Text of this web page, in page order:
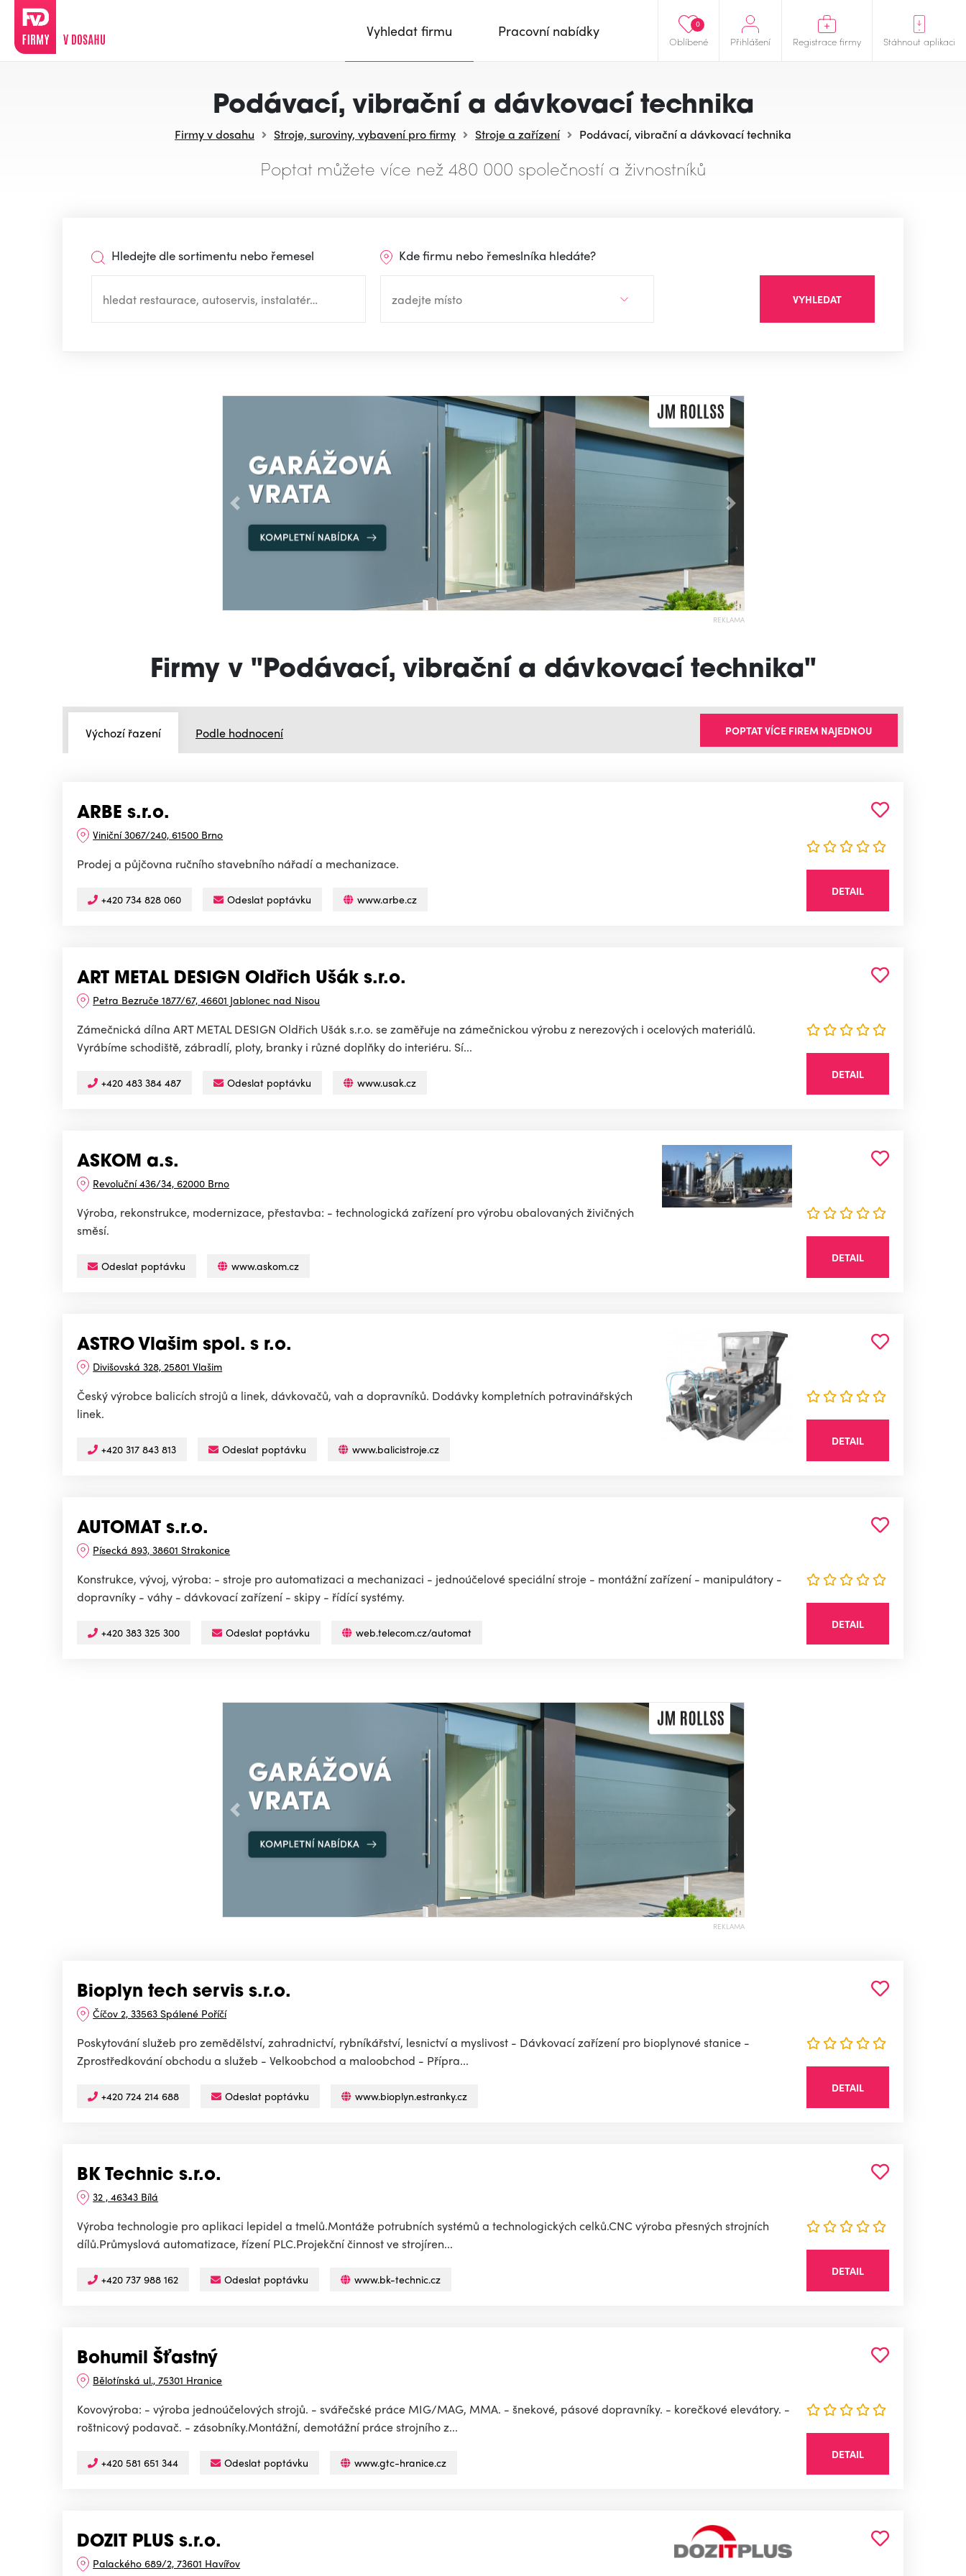
Oblíbené
0
Přihlášení Registrace firmy Stáhnout aplikaci
Vyhledat firmu Pracovní nabídky
Podávací, vibrační a dávkovací technika
Firmy v dosahu Stroje, suroviny, vybavení pro firmy Stroje a zařízení Podávací, vibrační a dávkovací technika
Poptat můžete více než 480 000 společností a živnostníků
Hledejte dle sortimentu nebo řemesel Kde firmu nebo řemeslníka hledáte?
VYHLEDAT
Předchozí Následující
REKLAMA
Firmy v "Podávací, vibrační a dávkovací technika"
Výchozí řazení Podle hodnocení POPTAT VÍCE FIREM NAJEDNOU
ARBE s.r.o.
Viniční 3067/240, 61500 Brno
Prodej a půjčovna ručního stavebního nářadí a mechanizace.
+420 734 828 060 Odeslat poptávku www.arbe.cz
DETAIL
ART METAL DESIGN Oldřich Ušák s.r.o.
Petra Bezruče 1877/67, 46601 Jablonec nad Nisou
Zámečnická dílna ART METAL DESIGN Oldřich Ušák s.r.o. se zaměřuje na zámečnickou výrobu z nerezových i ocelových materiálů.
Vyrábíme schodiště, zábradlí, ploty, branky i různé doplňky do interiéru. Sí...
+420 483 384 487 Odeslat poptávku www.usak.cz
DETAIL
ASKOM a.s.
Revoluční 436/34, 62000 Brno
Výroba, rekonstrukce, modernizace, přestavba: - technologická zařízení pro výrobu obalovaných živičných
směsí.
Odeslat poptávku www.askom.cz
DETAIL
ASTRO Vlašim spol. s r.o.
Divišovská 328, 25801 Vlašim
Český výrobce balicích strojů a linek, dávkovačů, vah a dopravníků. Dodávky kompletních potravinářských
linek.
+420 317 843 813 Odeslat poptávku www.balicistroje.cz
DETAIL
AUTOMAT s.r.o.
Písecká 893, 38601 Strakonice
Konstrukce, vývoj, výroba: - stroje pro automatizaci a mechanizaci - jednoúčelové speciální stroje - montážní zařízení - manipulátory -
dopravníky - váhy - dávkovací zařízení - skipy - řídící systémy.
+420 383 325 300 Odeslat poptávku web.telecom.cz/automat
DETAIL
Předchozí Následující
REKLAMA
Bioplyn tech servis s.r.o.
Číčov 2, 33563 Spálené Poříčí
Poskytování služeb pro zemědělství, zahradnictví, rybníkářství, lesnictví a myslivost - Dávkovací zařízení pro bioplynové stanice -
Zprostředkování obchodu a služeb - Velkoobchod a maloobchod - Přípra...
+420 724 214 688 Odeslat poptávku www.bioplyn.estranky.cz
DETAIL
BK Technic s.r.o.
32 , 46343 Bílá
Výroba technologie pro aplikaci lepidel a tmelů.Montáže potrubních systémů a technologických celků.CNC výroba přesných strojních
dílů.Průmyslová automatizace, řízení PLC.Projekční činnost ve strojíren...
+420 737 988 162 Odeslat poptávku www.bk-technic.cz
DETAIL
Bohumil Šťastný
Bělotínská ul., 75301 Hranice
Kovovýroba: - výroba jednoúčelových strojů. - svářečské práce MIG/MAG, MMA. - šnekové, pásové dopravníky. - korečkové elevátory. -
roštnicový podavač. - zásobníky.Montážní, demotážní práce strojního z...
+420 581 651 344 Odeslat poptávku www.gtc-hranice.cz
DETAIL
DOZIT PLUS s.r.o.
Palackého 689/2, 73601 Havířov